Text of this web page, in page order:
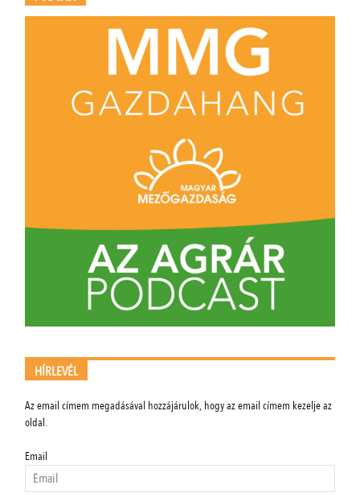
HÍRLEVÉL
Az email címem megadásával hozzájárulok, hogy az email címem kezelje az
oldal.
Email